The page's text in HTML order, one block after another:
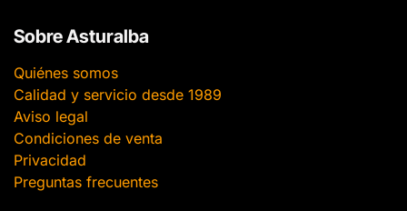
Sobre Asturalba
Quiénes somos
Calidad y servicio desde 1989
Aviso legal
Condiciones de venta
Privacidad
Preguntas frecuentes